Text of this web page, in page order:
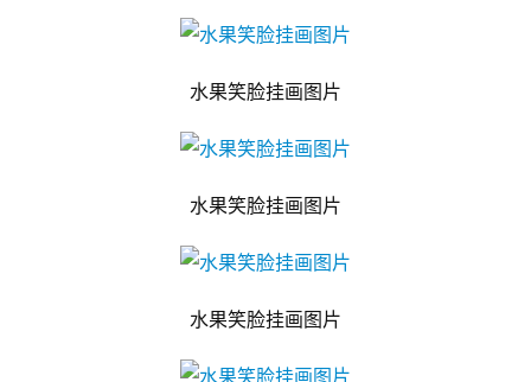
水果笑脸挂画图片
水果笑脸挂画图片
水果笑脸挂画图片